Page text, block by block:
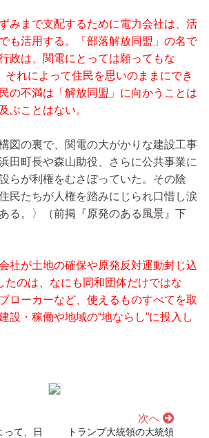
みまで支配するために電力会社は、活
も活用する。「部落解放同盟」の名で
政は、関電にとっては願ってもな
それによって住民を思いのままにでき
の不満は「解放同盟」に向かうことは
ぶことはない。
図の裏で、関電の大がかりな建設工事
田町長や森山助役、さらに公共事業に
らが利権をむさぼっていた。その陰
民たちが人権を踏みにじられ口惜し涙
る。〉（前掲『原発のある風景』下
社が土地の確保や原発反対運動封じ込
たのは、なにも同和団体だけではな
ローカーなど、使えるものすべてを取
設・稼働や地域の“地ならし”に投入し
って、日
次へ
トランプ大統領の大統領